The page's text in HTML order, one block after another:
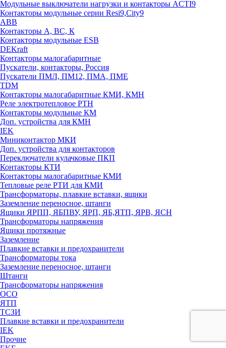
Модульные выключатели нагрузки и контакторы ACTI9
Контакторы модульные серии Resi9,City9
ABB
Контакторы А, ВС, К
Контакторы модульные ESB
DEKraft
Контакторы малогабаритные
Пускатели, контакторы, Россия
Пускатели ПМЛ, ПМ12, ПМА, ПМЕ
TDM
Контакторы малогабаритные КМИ, КМН
Реле электротепловое РТН
Контакторы модульные КМ
Доп. устройства для КМН
IEK
Миниконтактор МКИ
Доп. устройства для контакторов
Переключатели кулачковые ПКП
Контакторы КТИ
Контакторы малогабаритные КМИ
Тепловые реле РTИ для КМИ
Трансформаторы, плавкие вставки, ящики
Заземление переносное, штанги
Ящики ЯРПП, ЯБПВУ, ЯРП, ЯБ,ЯТП, ЯРВ, ЯСН
Трансформаторы напряжения
Ящики протяжные
Заземление
Плавкие вставки и предохранители
Трансформаторы тока
Заземление переносное, штанги
Штанги
Трансформаторы напряжения
ОСО
ЯТП
ТСЗИ
Плавкие вставки и предохранители
IEK
Прочие